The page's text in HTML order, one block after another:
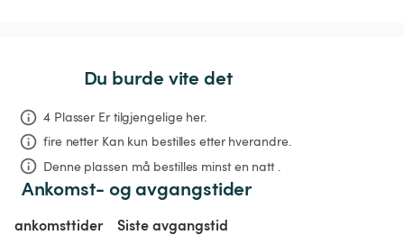
Du burde vite det
4 Plasser Er tilgjengelige her.
fire netter Kan kun bestilles etter hverandre.
Denne plassen må bestilles minst en natt .
Ankomst- og avgangstider
ankomsttider Siste avgangstid